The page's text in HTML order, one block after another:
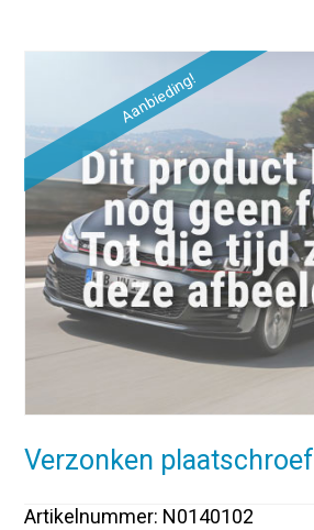
Aanbieding!
Verzonken plaatschroef
Artikelnummer: N0140102